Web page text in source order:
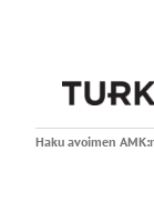
Haku avoimen